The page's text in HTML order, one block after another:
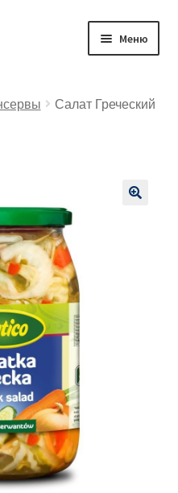
Меню
Салат Греческий